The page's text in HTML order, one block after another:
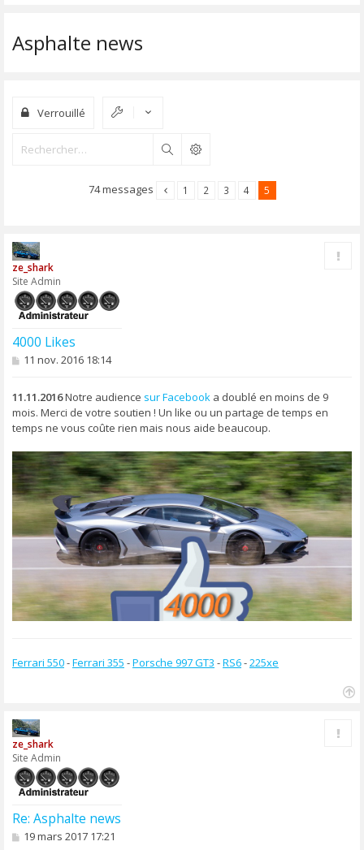
Asphalte news
Verrouillé
Rechercher
74 messages 1 2 3 4 5
ze_shark
Site Admin
4000 Likes
M
s
a
g
e
11 nov. 2016 18:14
11.11.2016Notre audience sur Facebook a doublé en moins de 9
mois. Merci de votre soutien ! Un like ou un partage de temps en
temps ne vous coûte rien mais nous aide beaucoup.
Ferrari 550-Ferrari 355 -Porsche 997 GT3 -RS6-225xe
ze_shark
Site Admin
Re: Asphalte news
M19 mars 2017 17:21